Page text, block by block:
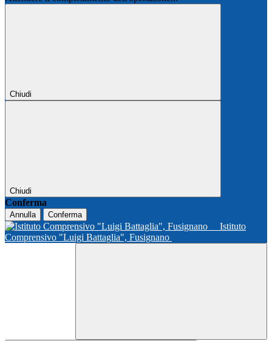
Chiudi
Chiudi
Conferma
Annulla Conferma
Istituto
Comprensivo "Luigi Battaglia", Fusignano